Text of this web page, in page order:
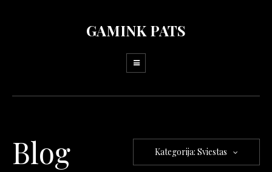
GAMINK PATS
Blog Kategorija: Sviestas